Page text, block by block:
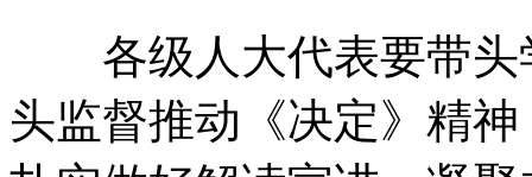
各级人大代表要带头
头监督推动《决定》精神